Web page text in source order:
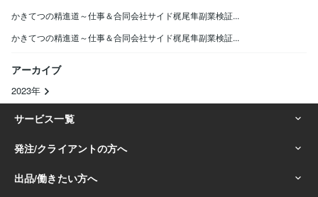
かきてつの精進道～仕事＆合同会社サイド梶尾隼副業検証...
かきてつの精進道～仕事＆合同会社サイド梶尾隼副業検証...
アーカイブ
2023年